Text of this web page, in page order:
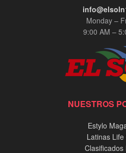
Monday –
9:00 AM –
NUESTROS
Estylo
Latinas Life
Clasificados